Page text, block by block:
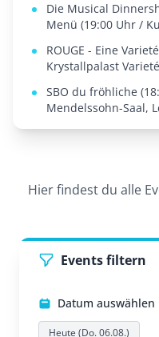
Die Musical
Menü (19:00 Uhr /
ROUGE - Eine
Krystallpalast
SBO du fröhliche
Mendelssohn-Saal,
Hier findest du alle
Events filtern
Datum auswählen
Heute (Do. 06.08.)